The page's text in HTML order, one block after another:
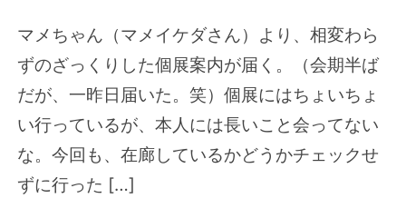
マメちゃん（マメイケダさん）より、相変わら
ずのざっくりした個展案内が届く。（会期半ば
だが、一昨日届いた。笑）個展にはちょいちょ
い行っているが、本人には長いこと会ってない
な。今回も、在廊しているかどうかチェックせ
ずに行った […]